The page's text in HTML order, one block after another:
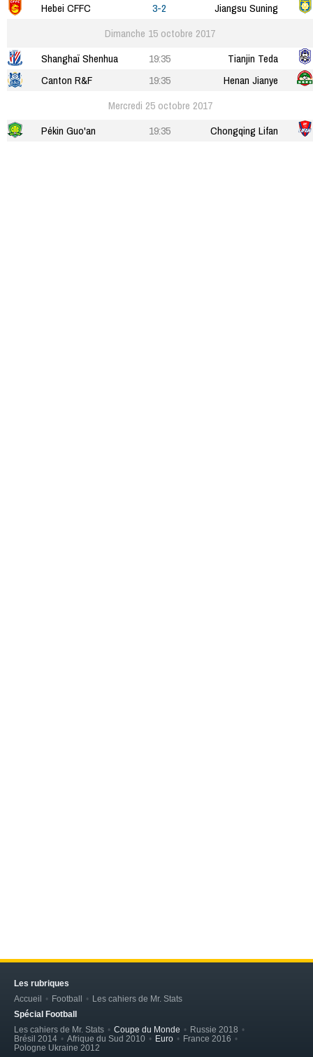
Hebei CFFC
3-2
Jiangsu Suning
Dimanche 15 octobre 2017
Shanghaï Shenhua
19:35
Tianjin Teda
Canton R&F
19:35
Henan Jianye
Mercredi 25 octobre 2017
Pékin Guo'an
19:35 Chongqing Lifan
Les rubriques
Accueil
Football
Les cahiers de Mr. Stats
Spécial Football
Les cahiers de Mr. Stats
Coupe du Monde
Russie 2018
Brésil 2014
Afrique du Sud 2010 Euro
France 2016
Pologne Ukraine 2012